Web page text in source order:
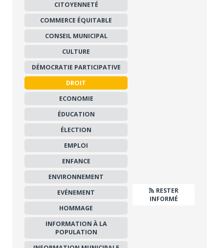
CITOYENNETÉ
COMMERCE ÉQUITABLE
CONSEIL MUNICIPAL
CULTURE
DÉMOCRATIE PARTICIPATIVE
DROIT
ECONOMIE
ÉDUCATION
ÉLECTION
EMPLOI
ENFANCE
ENVIRONNEMENT
EVÉNEMENT
HOMMAGE
INFORMATION À LA
POPULATION
RESTER
INFORMÉ